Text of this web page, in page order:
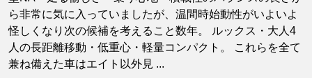
ら非常に気に入っていましたが、温間時始動性がいよいよ
怪しくなり次の候補を考えること数年。 ルックス・大人4
人の長距離移動・低重心・軽量コンパクト。 これらを全て
兼ね備えた車はエイト以外見 ...